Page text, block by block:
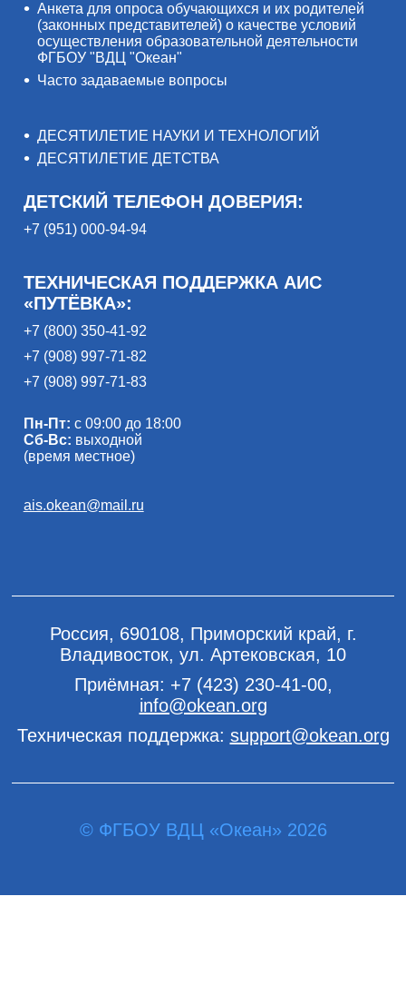
Анкета для опроса обучающихся и их родителей
(законных представителей) о качестве условий
осуществления образовательной деятельности
ФГБОУ "ВДЦ "Океан"
Часто задаваемые вопросы
ДЕСЯТИЛЕТИЕ НАУКИ И ТЕХНОЛОГИЙ
ДЕСЯТИЛЕТИЕ ДЕТСТВА
ДЕТСКИЙ ТЕЛЕФОН ДОВЕРИЯ:
+7 (951) 000-94-94
ТЕХНИЧЕСКАЯ ПОДДЕРЖКА АИС
«ПУТЁВКА»:
+7 (800) 350-41-92
+7 (908) 997-71-82
+7 (908) 997-71-83
Пн-Пт: с 09:00 до 18:00
Сб-Вс: выходной
(время местное)
ais.okean@mail.ru
Россия, 690108, Приморский край, г.
Владивосток, ул. Артековская, 10
Приёмная: +7 (423) 230-41-00,
info@okean.org
Техническая поддержка: support@okean.org
© ФГБОУ ВДЦ «Океан» 2026